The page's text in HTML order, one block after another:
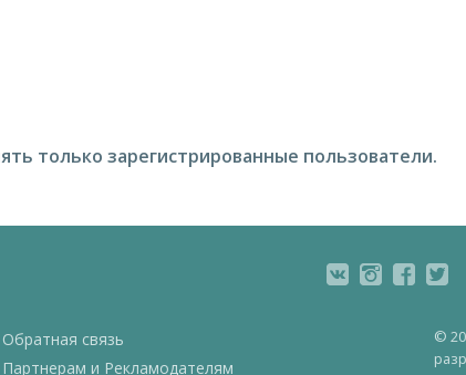
только зарегистрированные пользователи.
Обратная связь
Партнерам и Рекламодателям
©